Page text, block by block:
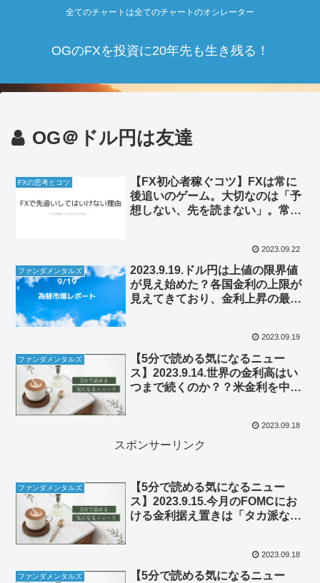
全てのチャートは全てのチャートのオシレーター
OGのFXを投資に20年先も生き残る！
OG＠ドル円は友達
FXの思考とコツ
【FX初心者稼ぐコツ】FXは常に
後追いのゲーム。大切なのは「予
想しない、先を読まない」。常に
2023.09.22
ファンダメンタルズ
2023.9.19.ドル円は上値の限界値
が見え始めた？各国金利の上限が
見えてきており、金利上昇の最終
2023.09.19
ファンダメンタルズ
【5分で読める気になるニュー
ス】2023.9.14.世界の金利高はい
つまで続くのか？？米金利を中心
2023.09.18
スポンサーリンク
ファンダメンタルズ
【5分で読める気になるニュー
ス】2023.9.15.今月のFOMCにお
ける金利据え置きは「タカ派な据
2023.09.18
ファンダメンタルズ
【5分で読める気になるニュー